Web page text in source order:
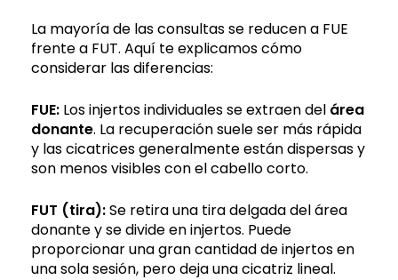
La mayoría de las consultas se reducen a FUE
frente a FUT. Aquí te explicamos cómo
considerar las diferencias:
FUE: Los injertos individuales se extraen del área
donante. La recuperación suele ser más rápida
y las cicatrices generalmente están dispersas y
son menos visibles con el cabello corto.
FUT (tira):Se retira una tira delgada del área
donante y se divide en injertos. Puede
proporcionar una gran cantidad de injertos en
una sola sesión, pero deja una cicatriz lineal.